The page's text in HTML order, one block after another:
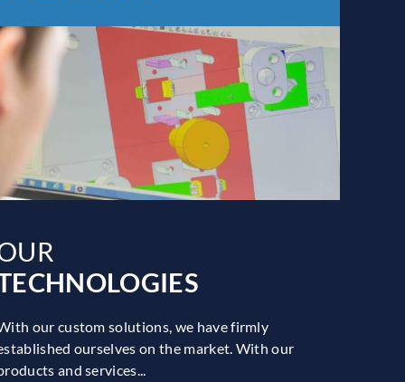
our custom solutions, we have firmly
ourselves on the market. With our
and services...